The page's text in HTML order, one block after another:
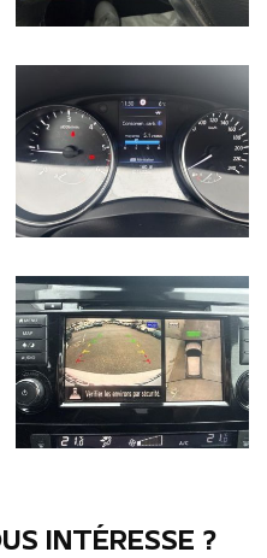
INTÉRESSE ?